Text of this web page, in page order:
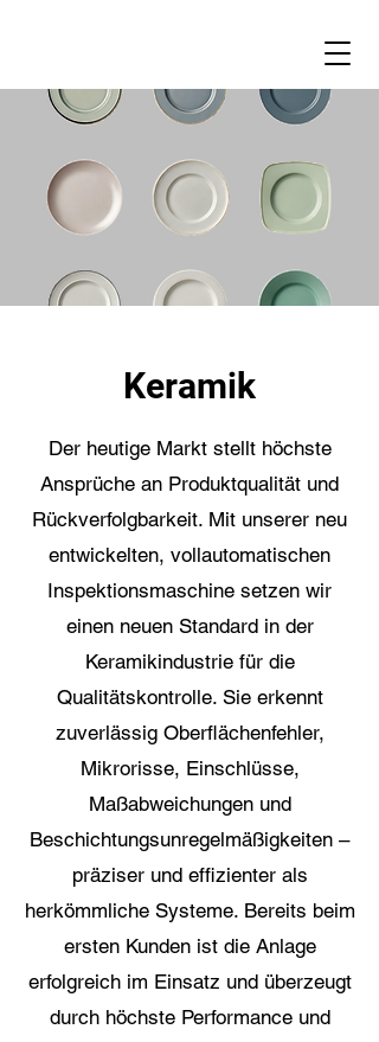
Keramik
Der heutige Markt stellt höchste
Ansprüche an Produktqualität und
Rückverfolgbarkeit. Mit unserer neu
entwickelten, vollautomatischen
Inspektionsmaschine setzen wir
einen neuen Standard in der
Keramikindustrie für die
Qualitätskontrolle. Sie erkennt
zuverlässig Oberflächenfehler,
Mikrorisse, Einschlüsse,
Maßabweichungen und
Beschichtungsunregelmäßigkeiten –
präziser und effizienter als
herkömmliche Systeme. Bereits beim
ersten Kunden ist die Anlage
erfolgreich im Einsatz und überzeugt
durch höchste Performance und